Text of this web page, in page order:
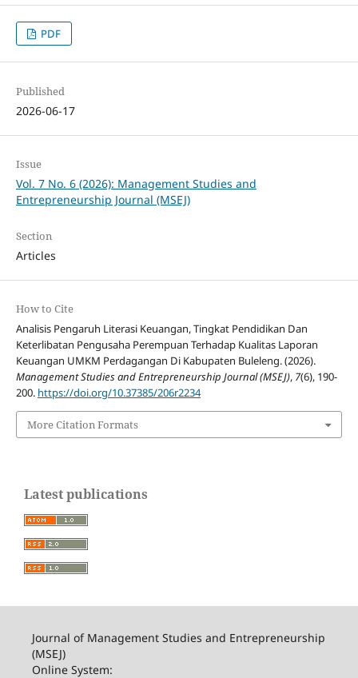
PDF
Published
2026-06-17
Issue
Vol. 7 No. 6 (2026): Management Studies and
Entrepreneurship Journal (MSEJ)
Section
Articles
How to Cite
Analisis Pengaruh Literasi Keuangan, Tingkat Pendidikan Dan
Keterlibatan Pengusaha Perempuan Terhadap Kualitas Laporan
Keuangan UMKM Perdagangan Di Kabupaten Buleleng. (2026).
Management Studies and Entrepreneurship Journal (MSEJ), 7(6), 190-
200. https://doi.org/10.37385/206r2234
More Citation Formats
Latest publications
Journal of Management Studies and Entrepreneurship
(MSEJ)
Online System: